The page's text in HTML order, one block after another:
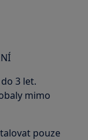
3 let.
mimo
pouze